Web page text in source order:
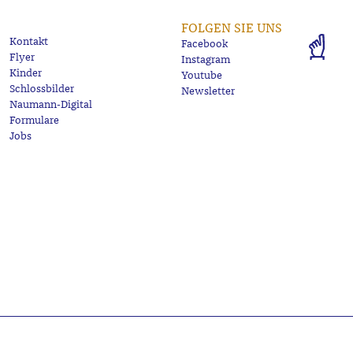
Kontakt
Flyer
Kinder
Schlossbilder
Naumann-Digital
Formulare
Jobs
FOLGEN SIE UNS
Facebook
Instagram
Youtube
Newsletter